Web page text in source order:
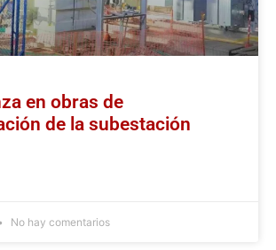
en obras de
de la subestación
No hay comentarios